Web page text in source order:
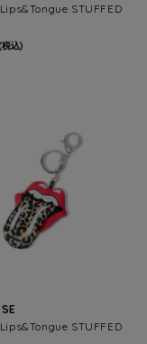
STUFFED
(税込)
STUFFED